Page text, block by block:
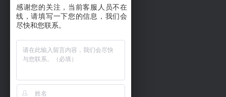
新闻中心 国内航空货运
感谢您的关注，当前客服人员不在
线，请填写一下您的信息，我们会
尽快和您联系。